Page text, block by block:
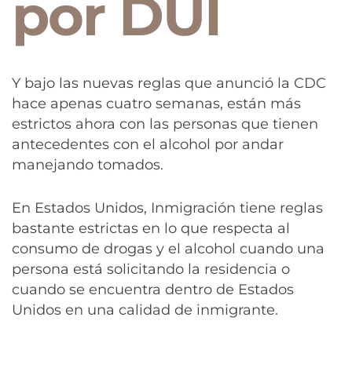
por DUI
Y bajo las nuevas reglas que anunció la CDC
hace apenas cuatro semanas, están más
estrictos ahora con las personas que tienen
antecedentes con el alcohol por andar
manejando tomados.
En Estados Unidos, Inmigración tiene reglas
bastante estrictas en lo que respecta al
consumo de drogas y el alcohol cuando una
persona está solicitando la residencia o
cuando se encuentra dentro de Estados
Unidos en una calidad de inmigrante.